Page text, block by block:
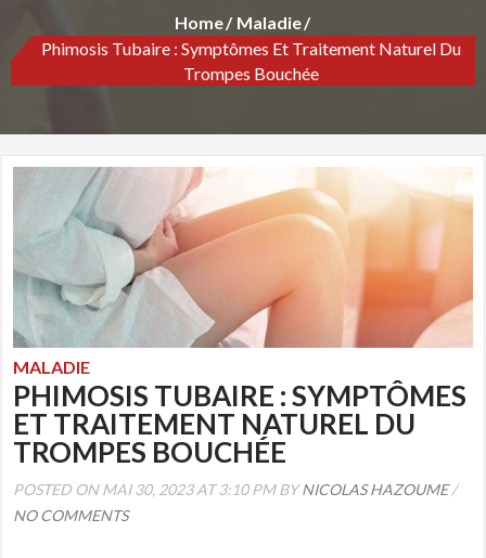
Home
Maladie
Phimosis Tubaire : Symptômes Et Traitement Naturel Du
Trompes Bouchée
MALADIE
PHIMOSIS TUBAIRE : SYMPTÔMES
ET TRAITEMENT NATUREL DU
TROMPES BOUCHÉE
POSTED ON MAI 30, 2023 AT 3:10 PM BYNICOLAS HAZOUME/
NO COMMENTS